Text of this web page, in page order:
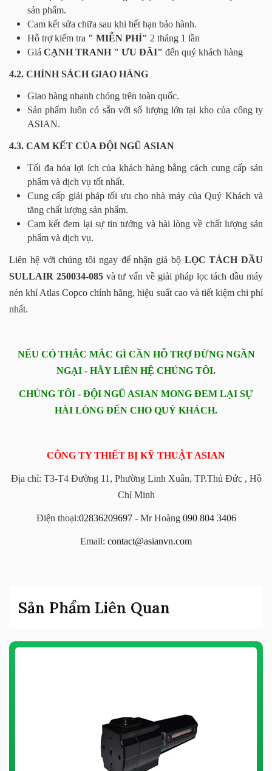
sản phẩm.
Cam kết sửa chữa sau khi hết hạn bảo hành.
Hỗ trợ kiểm tra " MIỄN PHÍ" 2 tháng 1 lần
Giá CẠNH TRANH " ƯU ĐÃI" đến quý khách hàng
4.2. CHÍNH SÁCH GIAO HÀNG
Giao hàng nhanh chóng trên toàn quốc.
Sản phẩm luôn có sẵn với số lượng lớn tại kho của công ty
ASIAN.
4.3. CAM KẾT CỦA ĐỘI NGŨ ASIAN
Tối đa hóa lợi ích của khách hàng bằng cách cung cấp sản
phẩm và dịch vụ tốt nhất.
Cung cấp giải pháp tối ưu cho nhà máy của Quý Khách và
tăng chất lượng sản phẩm.
Cam kết đem lại sự tin tưởng và hài lòng về chất lượng sản
phẩm và dịch vụ.
Liên hệ với chúng tôi ngay để nhận giá bộ LỌC TÁCH DẦU
SULLAIR 250034-085và tư vấn về giải pháp lọc tách dầu máy
nén khí Atlas Copco chính hãng, hiệu suất cao và tiết kiệm chi phí
nhất.
NẾU CÓ THẮC MẮC GÌ CẦN HỖ TRỢ ĐỪNG NGẦN
NGẠI - HÃY LIÊN HỆ CHÚNG TÔI.
CHÚNG TÔI - ĐỘI NGŨ ASIAN MONG ĐEM LẠI SỰ
HÀI LÒNG ĐẾN CHO QUÝ KHÁCH.
CÔNG TY THIẾT BỊ KỸ THUẬT ASIAN
Địa chỉ: T3-T4 Đường 11, Phường Linh Xuân, TP.Thủ Đức , Hồ
Chí Minh
Điện thoại:02836209697- Mr Hoàng 090 804 3406
Email: contact@asianvn.com
Sản Phẩm Liên Quan